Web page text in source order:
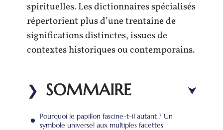
spirituelles. Les dictionnaires spécialisés
répertorient plus d’une trentaine de
significations distinctes, issues de
contextes historiques ou contemporains.
SOMMAIRE
Pourquoi le papillon fascine-t-il autant ? Un
symbole universel aux multiples facettes